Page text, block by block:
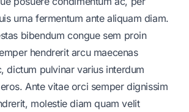
urna fermentum ante aliquam diam.
bibendum congue sem proin
hendrerit arcu maecenas
dictum pulvinar varius interdum
Ante vitae orci semper dignissim
molestie diam quam velit